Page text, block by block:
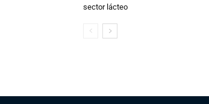
sector lácteo